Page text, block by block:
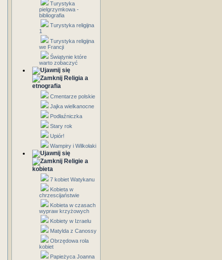
Turystyka
pielgrzymkowa -
bibliografia
Turystyka religijna
1
Turystyka religijna
we Francji
Świątynie które
warto zobaczyć
Religia a
etnografia
Cmentarze polskie
Jajka wielkanocne
Podłaźniczka
Stary rok
Upiór!
Wampiry i Wilkołaki
Religie a
kobieta
7 kobiet Watykanu
Kobieta w
chrzescijaństwie
Kobieta w czasach
wypraw krzyżowych
Kobiety w Izraelu
Matylda z Canossy
Obrzędowa rola
kobiet
Papieżyca Joanna